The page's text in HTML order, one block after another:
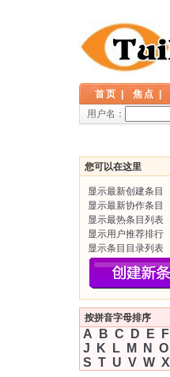
首页 焦点
用户名：
您可以在这里
显示最新创建条目
显示最新协作条目
显示最热条目列表
显示用户推荐排行
显示条目目录列表
按拼音字母排序
A B C D E F
J
K L M N O
S T U V W X